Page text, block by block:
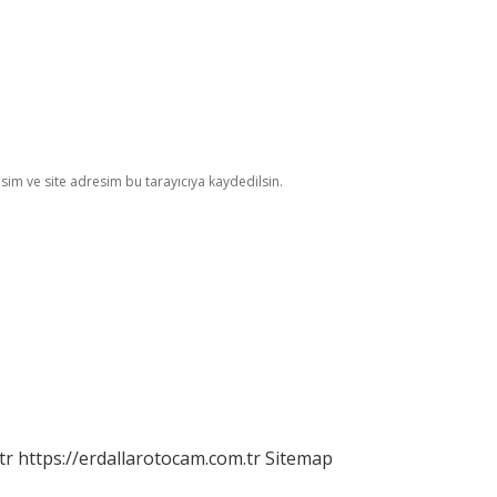
ve site adresim bu tarayıcıya kaydedilsin.
https://erdallarotocam.com.trSitemap